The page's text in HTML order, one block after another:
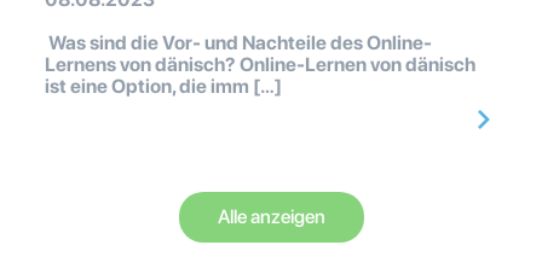
Was sind die Vor- und Nachteile des Online-
Lernens von dänisch? Online-Lernen von dänisch
ist eine Option, die imm […]
Alle anzeigen